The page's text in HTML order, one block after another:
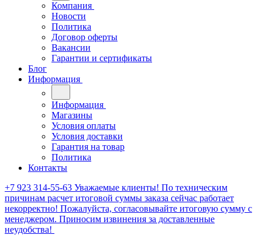
Компания
Новости
Политика
Договор оферты
Вакансии
Гарантии и сертификаты
Блог
Информация
Информация
Магазины
Условия оплаты
Условия доставки
Гарантия на товар
Политика
Контакты
+7 923 314-55-63 Уважаемые клиенты! По техническим
причинам расчет итоговой суммы заказа сейчас работает
некорректно! Пожалуйста, согласовывайте итоговую сумму с
менеджером. Приносим извинения за доставленные
неудобства!